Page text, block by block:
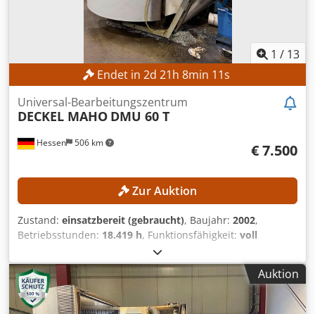
1 / 13
Endet in2d21h8min8s
Hessen 506 km
Universal-Bearbeitungszentrum
DECKEL MAHO DMU 60 T
€ 7.500
Zur Auktion
Zustand: einsatzbereit (gebraucht), Baujahr: 2002,
Betriebsstunden: 18.419 h, Funktionsfähigkeit: voll
, Verfahrweg X-Achse:
Y-Achse:560 mm, Verfahrweg Z-Achse:560 mm,
Werkstückgewicht (max.):350 kg, Anzahl der Steckplätze
im Werkzeugmagazin:
, Kein Mindestpreis - garantierter
Verkauf zum höchsten Gebot! Djdpfx Aozpxdwsk Uokr
Auktion